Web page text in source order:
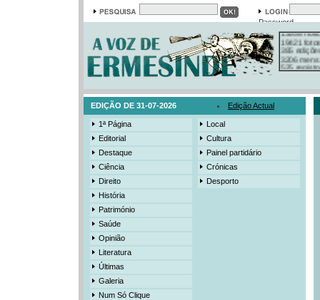
Password
Em arquivo
13558
19421
385
3206
525
EDIÇÃO DE 31-07-2026 Edição Actual
1ª Página
Editorial
Destaque
Ciência
Direito
História
Património
Saúde
Opinião
Literatura
Últimas
Galeria
Num Só Clique
Local
Cultura
Painel partidário
Crónicas
Desporto